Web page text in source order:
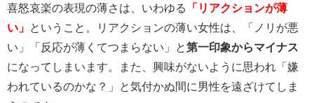
喜怒哀楽の表現の薄さは、いわゆる 「リアクションが薄
い」 ということ。リアクションの薄い女性は、「ノリが悪
い」「反応が薄くてつまらない」と第一印象からマイナス
になってしまいます。また、興味がないように思われ「嫌
われているのかな？」と気付かぬ間に男性を遠ざけてしま